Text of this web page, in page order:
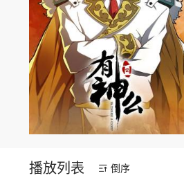
播放列表 倒序